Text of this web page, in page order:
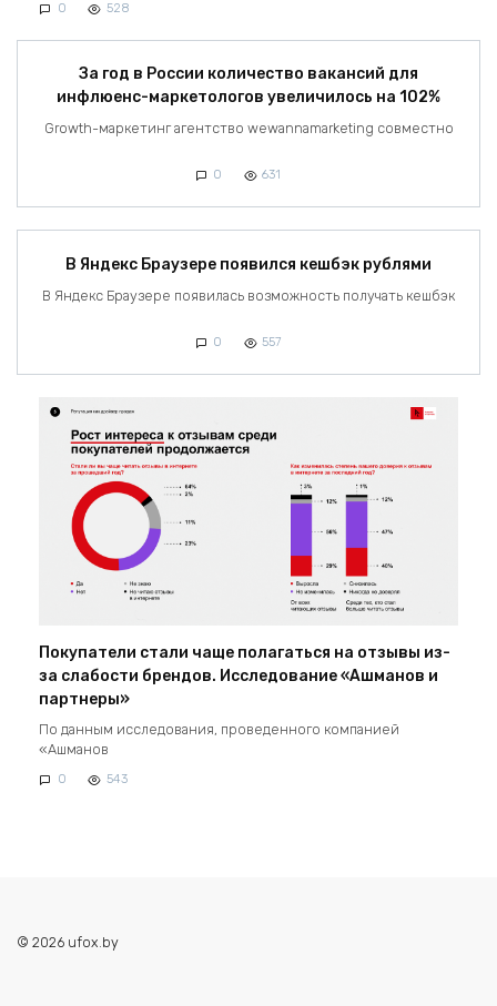
0 528
За год в России количество вакансий для
инфлюенс-маркетологов увеличилось на 102%
Growth-маркетинг агентство wewannamarketing совместно
0 631
В Яндекс Браузере появился кешбэк рублями
В Яндекс Браузере появилась возможность получать кешбэк
0 557
Покупатели стали чаще полагаться на отзывы из-
за слабости брендов. Исследование «Ашманов и
партнеры»
По данным исследования, проведенного компанией
«Ашманов
0 543
© 2026 ufox.by